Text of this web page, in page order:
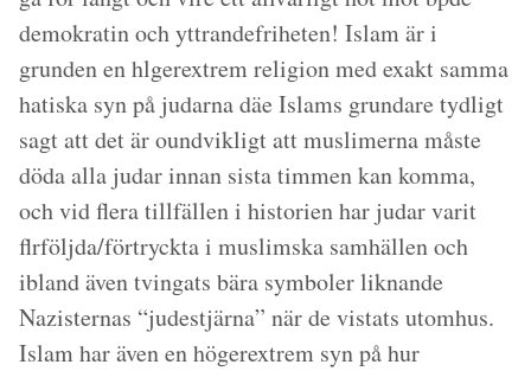
demokratin och yttrandefriheten! Islam är i
grunden en hlgerextrem religion med exakt samma
hatiska syn på judarna däe Islams grundare tydligt
sagt att det är oundvikligt att muslimerna måste
döda alla judar innan sista timmen kan komma,
och vid flera tillfällen i historien har judar varit
flrföljda/förtryckta i muslimska samhällen och
ibland även tvingats bära symboler liknande
Nazisternas “judestjärna” när de vistats utomhus.
Islam har även en högerextrem syn på hur